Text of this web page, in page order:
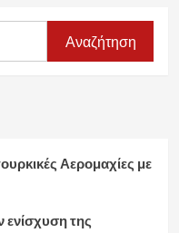
Αερομαχίες με
ενίσχυση της